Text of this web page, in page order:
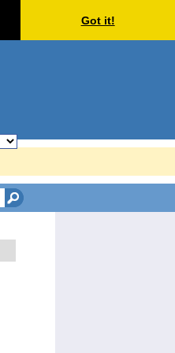
Got it!